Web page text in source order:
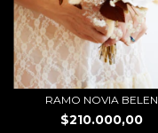
RAMO NOVIA BELEN
$210.000,00